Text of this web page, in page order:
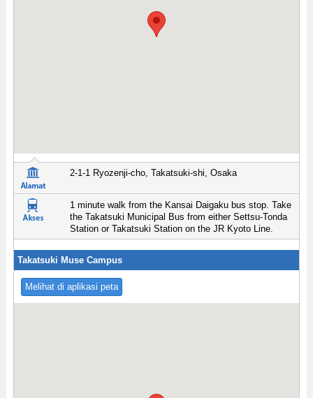
2-1-1 Ryozenji-cho, Takatsuki-shi, Osaka
1 minute walk from the Kansai Daigaku bus stop. Take
the Takatsuki Municipal Bus from either Settsu-Tonda
Station or Takatsuki Station on the JR Kyoto Line.
Takatsuki Muse Campus
Melihat di aplikasi peta